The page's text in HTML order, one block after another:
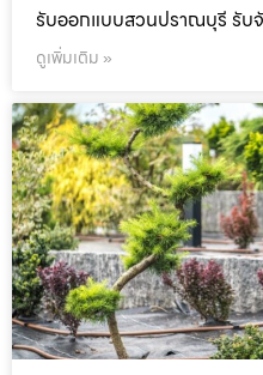
รับออกแบบสวนปราณบุรี รับ
ดูเพิ่มเติม »